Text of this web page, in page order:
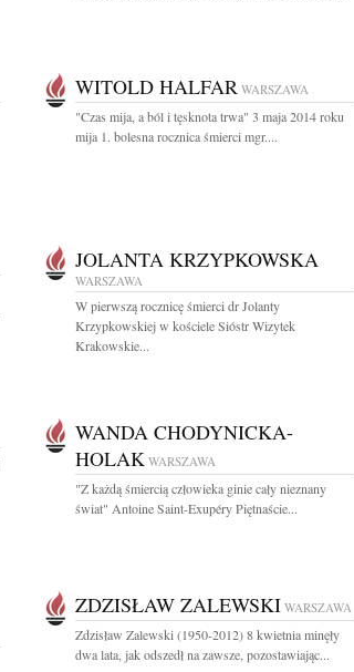
WITOLD HALFAR WARSZAWA
"Czas mija, a ból i tęsknota trwa" 3 maja 2014 roku
mija 1. bolesna rocznica śmierci mgr....
JOLANTA KRZYPKOWSKA
WARSZAWA
W pierwszą rocznicę śmierci dr Jolanty
Krzypkowskiej w kościele Sióstr Wizytek
Krakowskie...
WANDA CHODYNICKA-
HOLAK WARSZAWA
"Z każdą śmiercią człowieka ginie cały nieznany
świat" Antoine Saint-Exupéry Piętnaście...
ZDZISŁAW ZALEWSKI WARSZAWA
Zdzisław Zalewski (1950-2012) 8 kwietnia minęły
dwa lata, jak odszedł na zawsze, pozostawiając...